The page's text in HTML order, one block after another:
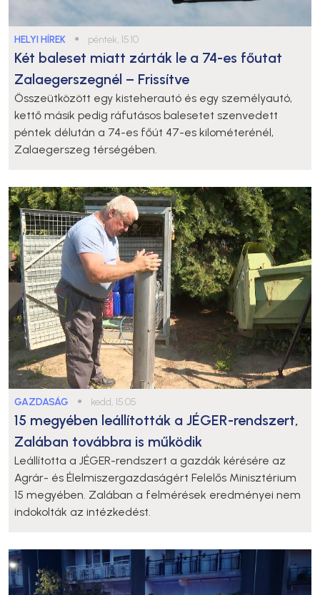
HELYI HÍREK ● péntek, 15:10
Két baleset miatt zárták le a 74-es főutat
Zalaegerszegnél – Frissítve
Összeütközött egy kisteherautó és egy személyautó,
kettő másik pedig ráfutásos balesetet szenvedett
péntek délután a 74-es főút 47-es kilométerénél,
Zalaegerszeg térségében.
GAZDASÁG ● kedd, 15:05
15 megyében leállították a JÉGER-rendszert,
Zalában továbbra is működik
Leállította a JÉGER-rendszert a gazdák kérésére az
Agrár- és Élelmiszergazdaságért Felelős Minisztérium
15 megyében. Zalában a felmérések eredményei nem
indokolták az intézkedést.